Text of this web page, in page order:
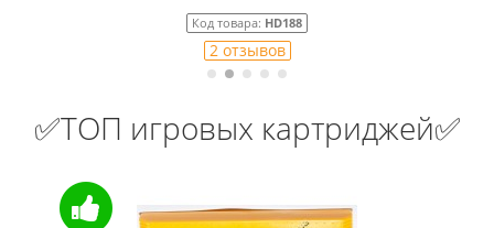
Код товара:HD188
2 отзывов
✅ТОП игровых картриджей✅